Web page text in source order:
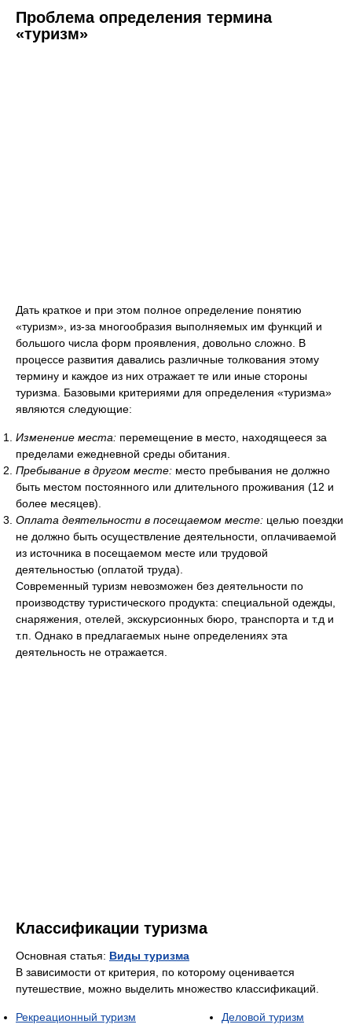
Проблема определения термина
«туризм»
Дать краткое и при этом полное определение понятию
«туризм», из-за многообразия выполняемых им функций и
большого числа форм проявления, довольно сложно. В
процессе развития давались различные толкования этому
термину и каждое из них отражает те или иные стороны
туризма. Базовыми критериями для определения «туризма»
являются следующие:
Изменение места: перемещение в место, находящееся за
пределами ежедневной среды обитания.
Пребывание в другом месте: место пребывания не должно
быть местом постоянного или длительного проживания (12 и
более месяцев).
Оплата деятельности в посещаемом месте: целью поездки
не должно быть осуществление деятельности, оплачиваемой
из источника в посещаемом месте или трудовой
деятельностью (оплатой труда).
Современный туризм невозможен без деятельности по
производству туристического продукта: специальной одежды,
снаряжения, отелей, экскурсионных бюро, транспорта и т.д и
т.п. Однако в предлагаемых ныне определениях эта
деятельность не отражается.
Классификации туризма
Основная статья: Виды туризма
В зависимости от критерия, по которому оценивается
путешествие, можно выделить множество классификаций.
Рекреационный туризм
Деловой туризм